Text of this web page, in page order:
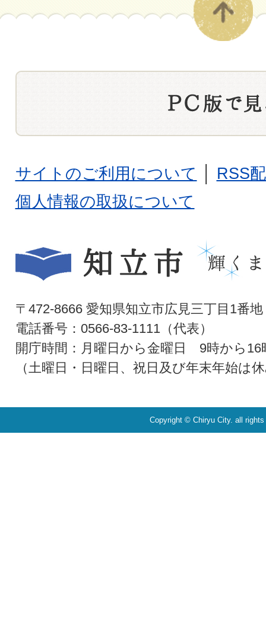
サイトのご利用について
RSS
個人情報の取扱について
〒472-8666 愛知県知立市広見三丁目1番地
電話番号：0566-83-1111（代表）
開庁時間：月曜日から金曜日 9時から16
（土曜日・日曜日、祝日及び年末年始は
Copyright © Chiryu City. all rights